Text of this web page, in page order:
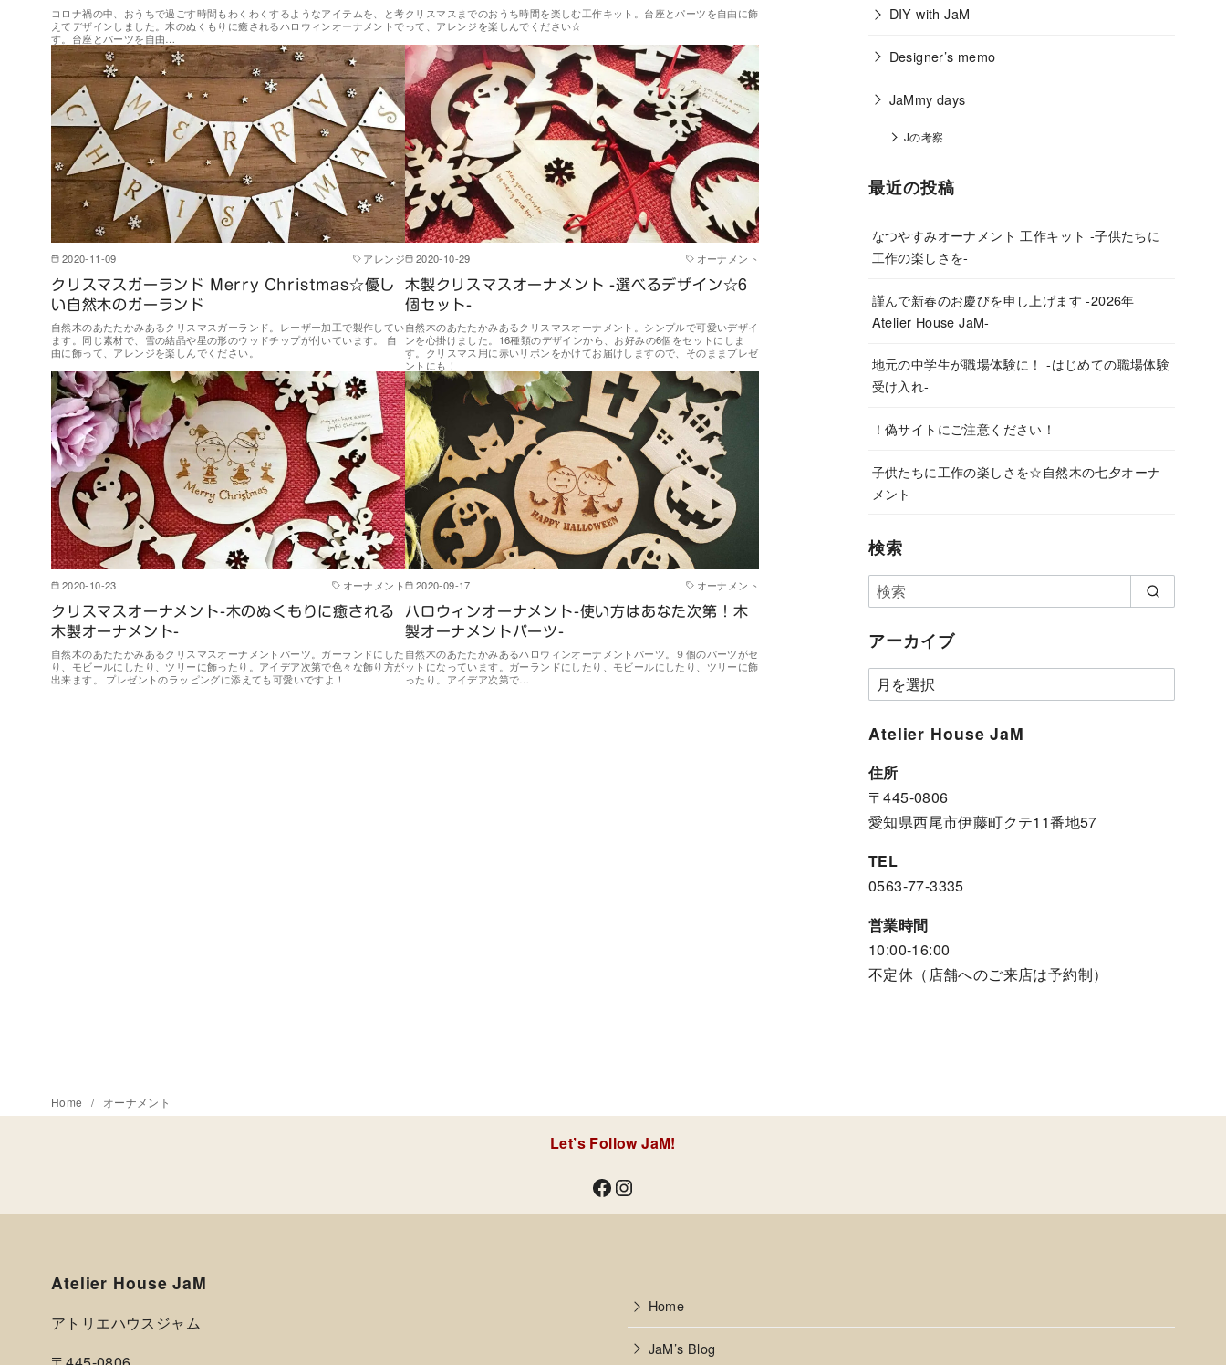
コロナ禍の中、おうちで過ごす時間もわくわくするようなアイテムを、と考
えてデザインしました。木のぬくもりに癒されるハロウィンオーナメントで
す。台座とパーツを自由…
クリスマスまでのおうち時間を楽しむ工作キット。台座とパーツを自由に飾
って、アレンジを楽しんでください☆
2020-11-09
アレンジ
クリスマスガーランド Merry Christmas☆優し
い自然木のガーランド
自然木のあたたかみあるクリスマスガーランド。レーザー加工で製作してい
ます。同じ素材で、雪の結晶や星の形のウッドチップが付いています。 自
由に飾って、アレンジを楽しんでください。
2020-10-29
オーナメント
木製クリスマスオーナメント -選べるデザイン☆6
個セット-
自然木のあたたかみあるクリスマスオーナメント。シンプルで可愛いデザイ
ンを心掛けました。16種類のデザインから、お好みの6個をセットにしま
す。クリスマス用に赤いリボンをかけてお届けしますので、そのままプレゼ
ントにも！
2020-10-23
オーナメント
クリスマスオーナメント-木のぬくもりに癒される
木製オーナメント-
自然木のあたたかみあるクリスマスオーナメントパーツ。ガーランドにした
り、モビールにしたり、ツリーに飾ったり。アイデア次第で色々な飾り方が
出来ます。 プレゼントのラッピングに添えても可愛いですよ！
2020-09-17
オーナメント
ハロウィンオーナメント-使い方はあなた次第！木
製オーナメントパーツ-
自然木のあたたかみあるハロウィンオーナメントパーツ。９個のパーツがセ
ットになっています。ガーランドにしたり、モビールにしたり、ツリーに飾
ったり。アイデア次第で…
DIY with JaM
Designer’s memo
JaMmy days
Jの考察
最近の投稿
なつやすみオーナメント 工作キット -子供たちに
工作の楽しさを-
謹んで新春のお慶びを申し上げます -2026年
Atelier House JaM-
地元の中学生が職場体験に！ -はじめての職場体験
受け入れ-
！偽サイトにご注意ください！
子供たちに工作の楽しさを☆自然木の七夕オーナ
メント
検索
アーカイブ
ア
ー
カ
ブ
Atelier House JaM
住所
〒445-0806
愛知県西尾市伊藤町クテ11番地57
TEL
0563-77-3335
営業時間
10:00-16:00
不定休（店舗へのご来店は予約制）
Home オーナメント
Let’s Follow JaM!
Facebook Instagram
Atelier House JaM
アトリエハウスジャム
Home
JaM’s Blog